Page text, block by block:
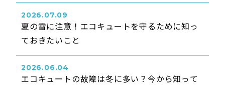
2026.07.09
夏の雷に注意！エコキュートを守るために知っ
ておきたいこと
2026.06.04
エコキュートの故障は冬に多い？今から知って